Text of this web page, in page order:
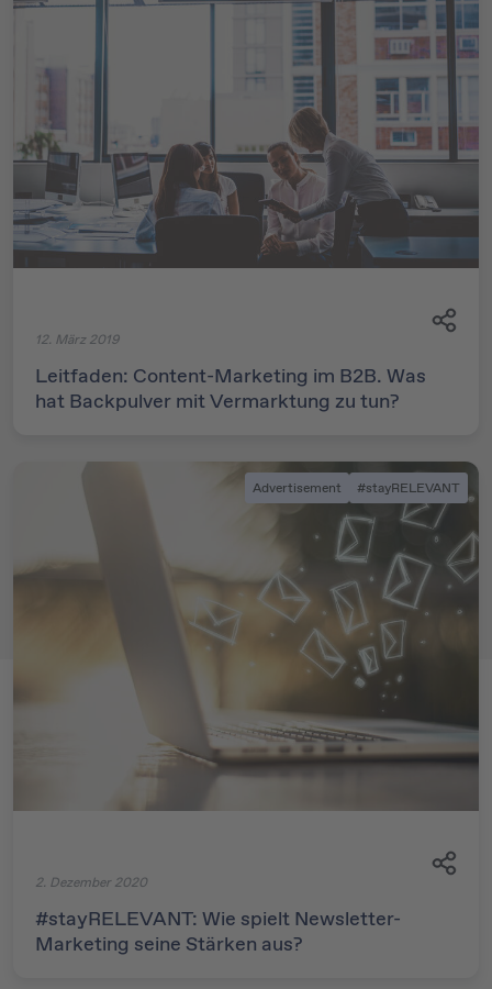
12. März 2019
Leitfaden: Content-Marketing im B2B. Was
hat Backpulver mit Vermarktung zu tun?
Advertisement #stayRELEVANT
2. Dezember 2020
#stayRELEVANT: Wie spielt Newsletter-
Marketing seine Stärken aus?